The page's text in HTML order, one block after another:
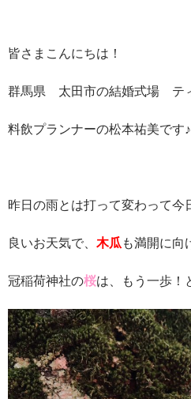
皆さまこんにちは！
群馬県 太田市の結婚式場 テ
料飲プランナーの松本祐美です♪
昨日の雨とは打って変わって今
良いお天気で、 木瓜 も満開に向
冠稲荷神社の桜は、もう一歩！